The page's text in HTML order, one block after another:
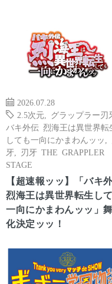
2026.07.28
2.5次元
グラップラー刃
バキ外伝 烈海王は異世界転
しても一向にかまわんッッ
牙
刃牙 THE GRAPPLER
STAGE
【超速報ッッ】「バキ
烈海王は異世界転生し
一向にかまわんッッ」
化決定ッッ！